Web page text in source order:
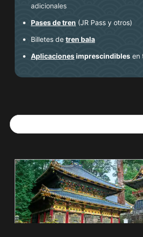
adicionales
Pases de tren (JR Pass y otros)
Billetes de tren bala
Aplicacionesimprescindibles en